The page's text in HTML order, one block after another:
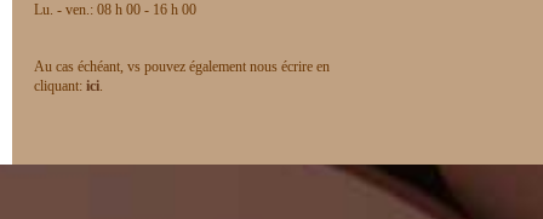
Lu. - ven.: 08 h 00 - 16 h 00
Au cas échéant, vs pouvez également nous écrire en
cliquant: ici.